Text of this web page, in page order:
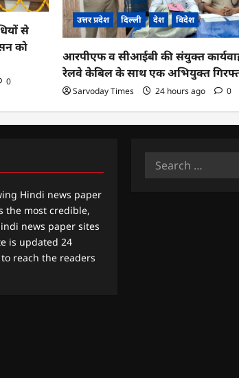
से
को
0
उत्तर प्रदेश दिल्ली देश विदेश
आरपीएफ व सीआईबी की संयुक्त
रेलवे केबिल के साथ एक अभियुक्त
Sarvoday Times 24 hours ago 0
Hindi news paper
the most credible,
news paper sites
is updated 24
reach the readers
Search